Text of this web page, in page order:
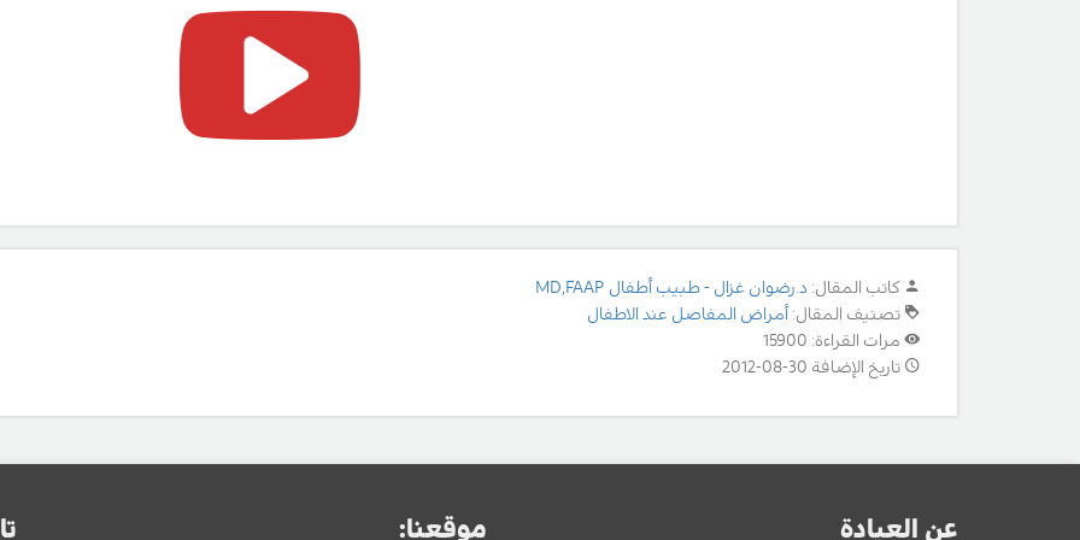
كاتب المقال: د.رضوان غزال - طبيب أطفال MD,FAAP
تصنيف المقال: أمراض المفاصل عند الاطفال
مرات القراءة: 15900
تاريخ الإضافة 30-08-2012
عن العيادة موقعنا: